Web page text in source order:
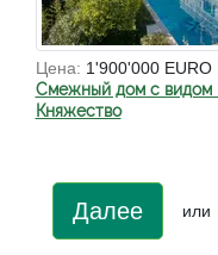
Цена: 1'900'000 EURO
Смежный дом с видом
Княжество
Далее или